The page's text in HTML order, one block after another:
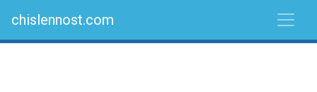
chislennost.com